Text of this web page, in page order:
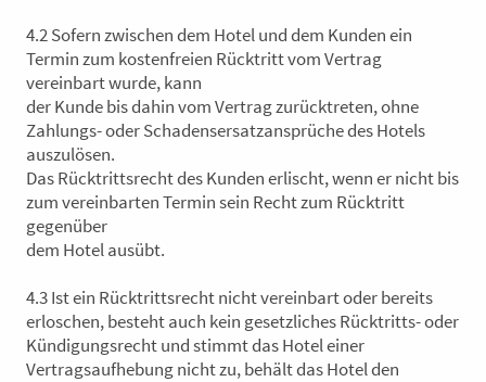
4.2 Sofern zwischen dem Hotel und dem Kunden ein
Termin zum kostenfreien Rücktritt vom Vertrag
vereinbart wurde, kann
der Kunde bis dahin vom Vertrag zurücktreten, ohne
Zahlungs- oder Schadensersatzansprüche des Hotels
auszulösen.
Das Rücktrittsrecht des Kunden erlischt, wenn er nicht bis
zum vereinbarten Termin sein Recht zum Rücktritt
gegenüber
dem Hotel ausübt.
4.3 Ist ein Rücktrittsrecht nicht vereinbart oder bereits
erloschen, besteht auch kein gesetzliches Rücktritts- oder
Kündigungsrecht und stimmt das Hotel einer
Vertragsaufhebung nicht zu, behält das Hotel den